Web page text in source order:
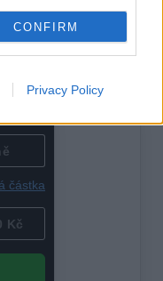
CONFIRM
Privacy Policy